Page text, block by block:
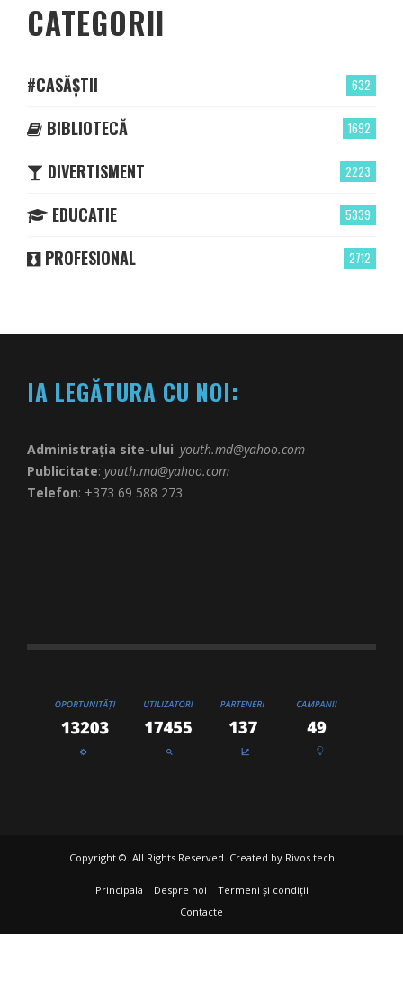
CATEGORII
632
#CASĂȘTII
1692
BIBLIOTECĂ
2223
DIVERTISMENT
5339
EDUCATIE
2712
PROFESIONAL
IA LEGĂTURA CU NOI:
Administrația site-ului: youth.md@yahoo.com
Publicitate: youth.md@yahoo.com
Telefon: +373 69 588 273
Copyright ©. All Rights Reserved. Created by Rivos.tech
Principala Despre noi
Termeni și condiții
Contacte